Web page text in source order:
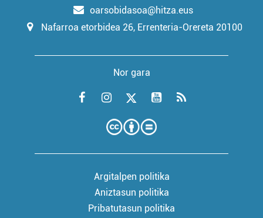
oarsobidasoa@hitza.eus
Nafarroa etorbidea 26, Errenteria-Orereta 20100
Nor gara
Argitalpen politika
Aniztasun politika
Pribatutasun politika